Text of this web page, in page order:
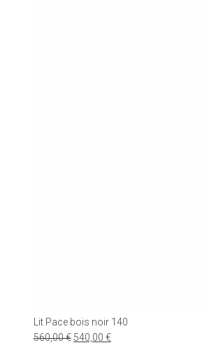
Lit Pace bois noir 140
560,00€ 540,00 €